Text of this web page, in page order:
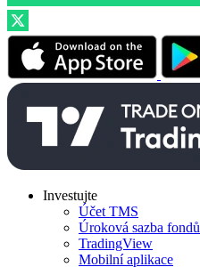
Investujte
Účet TMS
Úroková sazba fondů
TradingView
Mobilní aplikace